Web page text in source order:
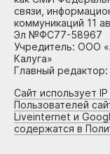
связи,
коммуникаций 11
Эл №ФС77-58967
Учредитель: ООО
Калуга»
Главный
Сайт использует
Пользователей
Liveinternet и
содержатся в